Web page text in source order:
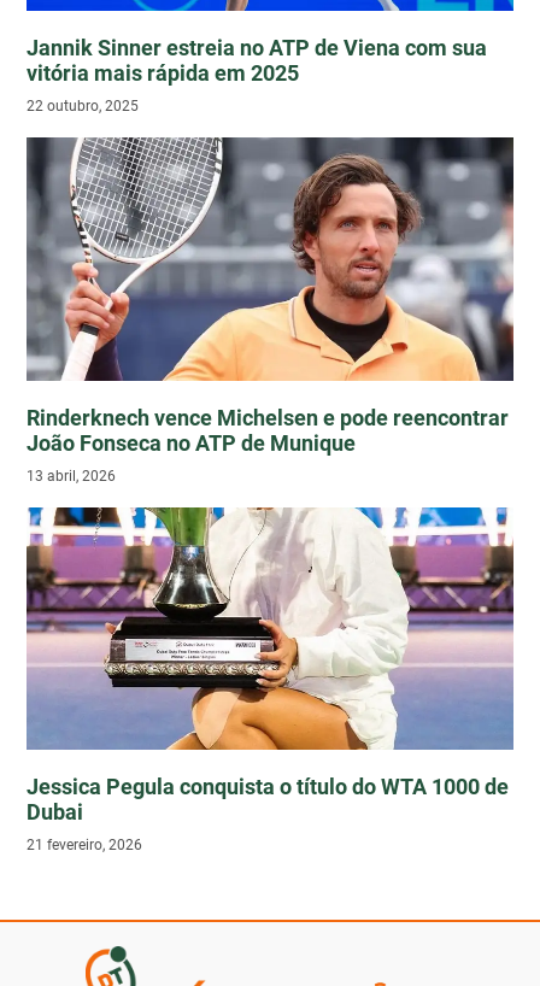
Jannik Sinner estreia no ATP de Viena com sua
vitória mais rápida em 2025
22 outubro, 2025
Rinderknech vence Michelsen e pode reencontrar
João Fonseca no ATP de Munique
13 abril, 2026
Jessica Pegula conquista o título do WTA 1000 de
Dubai
21 fevereiro, 2026